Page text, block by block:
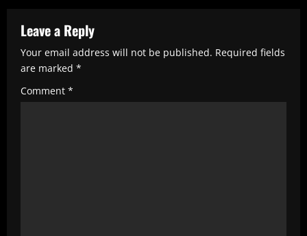
R
e
a
d
i
Leave a Reply
Your email address will not be published. Required fields
are marked *
Comment *